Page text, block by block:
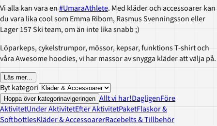
Vi alla kan vara en#UmaraAthlete. Med kläder och accessoarer kan
du vara lika cool som Emma Ribom, Rasmus Svenningsson eller
Lager 157 Ski team, om än inte lika snabb ;)
Löparkeps, cykelstrumpor, mössor, kepsar, funktions T-shirt och
våra Awesome hoodies, vi har massor av snygga kläder att välja på.
Läs mer...
Byt kategori
Hoppa över kategorinavigeringen Allt vi har!DagligenFöre
AktivitetUnder AktivitetEfter AktivitetPaketFlaskor &
SoftbottlesKläder & AccessoarerRacebelts & Tillbehör